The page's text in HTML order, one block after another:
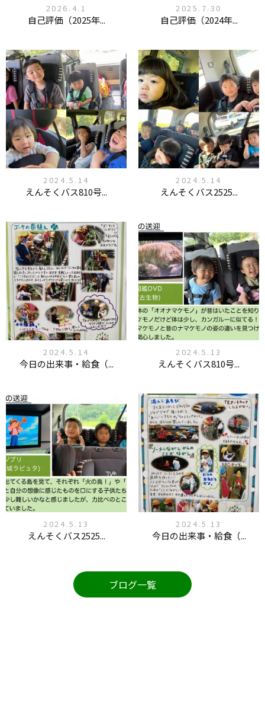
2026.4.1
自己評価（2025年...
2025.7.30
自己評価（2024年...
2024.5.14
えんそくバス810号...
2024.5.14
えんそくバス2525...
2024.5.14
今日の出来事・給食（...
2024.5.13
えんそくバス810号...
2024.5.13
えんそくバス2525...
2024.5.13
今日の出来事・給食（...
ブログ一覧